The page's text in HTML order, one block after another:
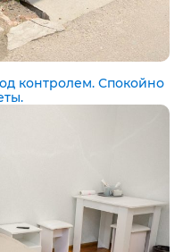
контролем. Спокойно